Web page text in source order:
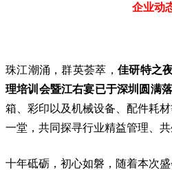
企业动
珠江潮涌，群英荟萃， 佳研特之
理培训会暨江右宴已于深圳圆满
箱、彩印以及机械设备、配件耗
一堂，共同探寻行业精益管理、共
十年砥砺，初心如磐，随着本次